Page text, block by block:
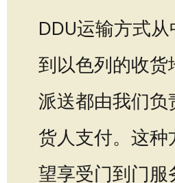
DDU运输方式
到以色列的收货
派送都由我们负
货人支付。这种
望享受门到门服